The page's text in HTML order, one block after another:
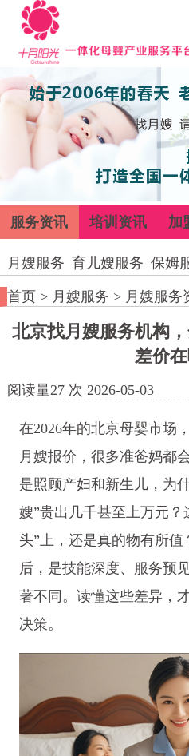
服务资讯 培训资讯 加
月嫂服务 育儿嫂服务 保姆
首页> 月嫂服务 > 月嫂服务
北京找月嫂服务机构
差价
阅读量27 次 2026-05-03
在2026年的北京母婴市场
月嫂报价，很多准爸妈都
是照顾产妇和新生儿，为
嫂”贵出几千甚至上万元？
头”上，还是真的物有所
后，是技能深度、服务预
著不同。读懂这些差异，
决策。